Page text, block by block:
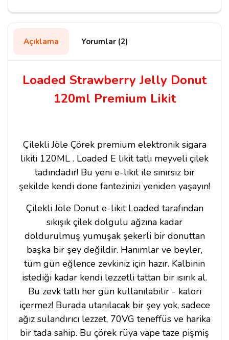
Açıklama Yorumlar (2)
Loaded Strawberry Jelly Donut
120ml Premium Likit
Çilekli Jöle Çörek premium elektronik sigara
likiti 120ML . Loaded E likit tatlı meyveli çilek
tadındadır! Bu yeni e-likit ile sınırsız bir
şekilde kendi done fantezinizi yeniden yaşayın!
Çilekli Jöle Donut e-likit Loaded tarafından
sıkışık çilek dolgulu ağzına kadar
doldurulmuş yumuşak şekerli bir donuttan
başka bir şey değildir. Hanımlar ve beyler,
tüm gün eğlence zevkiniz için hazır. Kalbinin
istediği kadar kendi lezzetli tattan bir ısırık al.
Bu zevk tatlı her gün kullanılabilir - kalori
içermez! Burada utanılacak bir şey yok, sadece
ağız sulandırıcı lezzet, 70VG teneffüs ve harika
bir tada sahip. Bu çörek rüya vape taze pişmiş